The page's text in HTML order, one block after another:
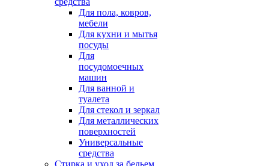
Для пола, ковров,
мебели
Для кухни и мытья
посуды
Для
посудомоечных
машин
Для ванной и
туалета
Для стекол и зеркал
Для металлических
поверхностей
Универсальные
средства
Стирка и уход за бельем